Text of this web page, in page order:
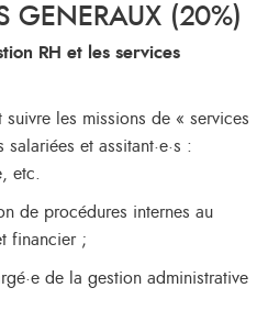
GENERAUX (20%)
RH et les services
les missions de « services
et assitant·e·s :
etc.
de procédures internes au
financier ;
de la gestion administrative